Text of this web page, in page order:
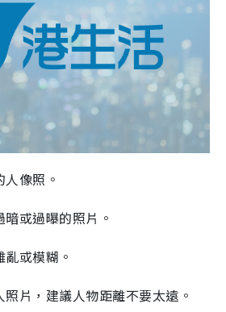
像照。
或過曝的照片。
或模糊。
片，建議人物距離不要太遠。